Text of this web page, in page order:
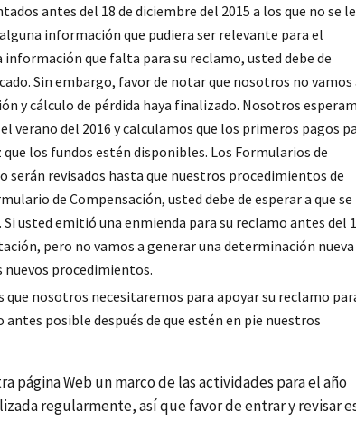
antes del 18 de diciembre del 2015 a los que no se
información que pudiera ser relevante para el
información que falta para su reclamo, usted debe de
Sin embargo, favor de notar que nosotros no vamos
y cálculo de pérdida haya finalizado. Nosotros
verano del 2016 y calculamos que los primeros pagos
los fundos estén disponibles. Los Formularios de
serán revisados hasta que nuestros procedimientos de
de Compensación, usted debe de esperar a que se
usted emitió una enmienda para su reclamo antes del
pero no vamos a generar una determinación nueva
procedimientos.
nosotros necesitaremos para apoyar su reclamo
posible después de que estén en pie nuestros
página Web un marco de las actividades para el año
regularmente, así que favor de entrar y revisar